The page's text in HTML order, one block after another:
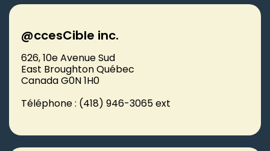
@ccesCible inc.
626, 10e Avenue Sud
East Broughton Québec
Canada G0N 1H0
Téléphone : (418) 946-3065 ext